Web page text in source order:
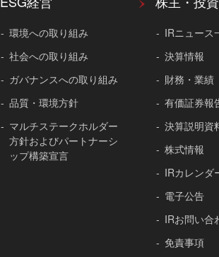
環境への取り組み
社会への取り組み
ガバナンスへの取り組み
品質・環境方針
マルチステークホルダー
方針およびパートナーシ
ップ構築宣言
IRニュース
決算情報
財務・業績
有価証券報
決算説明資
株式情報
IRカレンダ
電子公告
IRお問い合
免責事項